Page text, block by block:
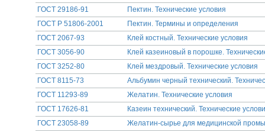
ГОСТ 29186-91
Пектин. Технические условия
ГОСТ Р 51806-2001
Пектин. Термины и определения
ГОСТ 2067-93
Клей костный. Технические условия
ГОСТ 3056-90
Клей казеиновый в порошке.
ГОСТ 3252-80
Клей мездровый. Технические условия
ГОСТ 8115-73
Альбумин черный технический.
ГОСТ 11293-89
Желатин. Технические условия
ГОСТ 17626-81
Казеин технический. Технические
ГОСТ 23058-89
Желатин-сырье для медицинской